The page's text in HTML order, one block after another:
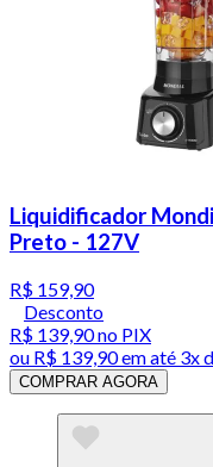
Liquidificador
Preto - 127V
R$ 159,90
Desconto
R$ 139,90no PIX
ou R$ 139,90em até 3x
COMPRAR AGORA